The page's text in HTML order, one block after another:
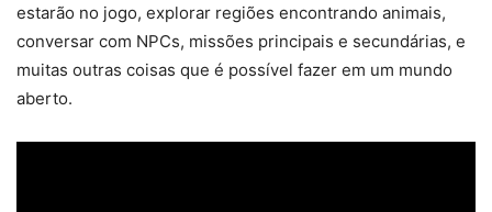
estarão no jogo, explorar regiões encontrando animais,
conversar com NPCs, missões principais e secundárias, e
muitas outras coisas que é possível fazer em um mundo
aberto.